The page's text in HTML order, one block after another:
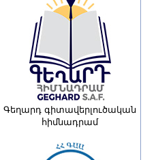
Գեղարդ գիտավերլուծական
հիմնադրամ